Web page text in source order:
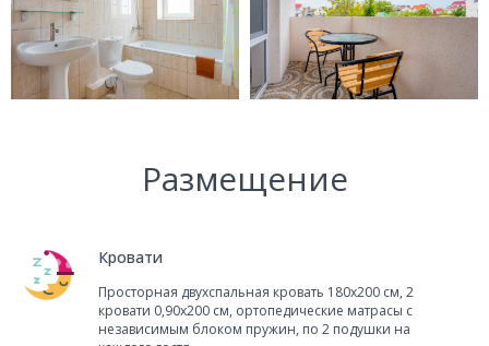
Размещение
Кровати
Просторная двухспальная кровать 180x200 см, 2
кровати 0,90x200 см, ортопедические матрасы с
независимым блоком пружин, по 2 подушки на